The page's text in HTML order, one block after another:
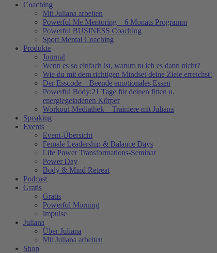
Coaching
Mit Juliana arbeiten
Powerful Me Mentoring – 6 Monats Programm
Powerful BUSINESS Coaching
Sport Mental Coaching
Produkte
Journal
Wenn es so einfach ist, warum tu ich es dann nicht?
Wie du mit dem richtigen Mindset deine Ziele erreichst!
Der Esscode – Beende emotionales Essen
Powerful Body:21 Tage für deinen fitten u.
energiegeladenen Körper
Workout-Mediathek – Trainiere mit Juliana
Speaking
Events
Event-Übersicht
Female Leadership & Balance Days
Life Power Transformations-Seminar
Power Day
Body & Mind Retreat
Podcast
Gratis
Gratis
Powerful Morning
Impulse
Juliana
Über Juliana
Mit Juliana arbeiten
Shop